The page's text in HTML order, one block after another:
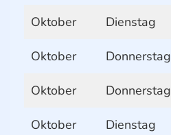
Oktober Dienstag
Oktober Donnerstag
Oktober Donnerstag
Oktober Dienstag